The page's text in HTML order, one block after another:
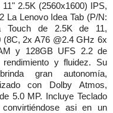
2.5K (2560x1600) IPS,
La Lenovo Idea Tab (P/N:
Touch de 2.5K de 11,
(8C, 2x A76 @2.4 GHz 6x
y 128GB UFS 2.2 de
rendimiento y fluidez. Su
gran autonomía,
con Dolby Atmos,
5.0 MP. Incluye Teclado
asi en un